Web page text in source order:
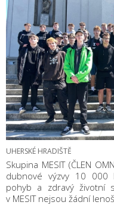
UHERSKÉ HRADIŠTĚ
Skupina MESIT (ČLEN
dubnové výzvy 10 000
pohyb a zdravý životní
v MESIT nejsou žádní